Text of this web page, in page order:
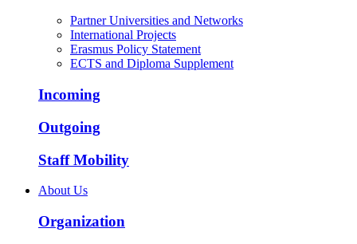
Partner Universities and Networks
International Projects
Erasmus Policy Statement
ECTS and Diploma Supplement
Incoming
Outgoing
Staff Mobility
About Us
Organization